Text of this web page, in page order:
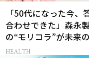
「50代になった今、
合わせできた」森永
の“モリコラ”が未来
レイを連れてくる！
HEALTH